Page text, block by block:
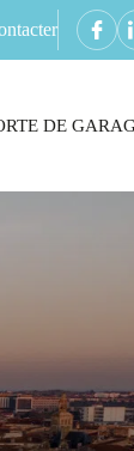
DE